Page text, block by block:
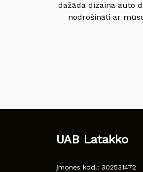
dažāda dizaina auto
nodrošināti ar
UAB Latakko
Įmonės kod.: 302531472